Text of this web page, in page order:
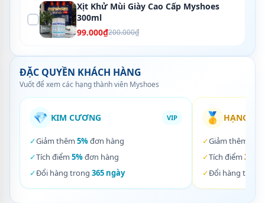
Xịt Khử Mùi Giày Cao Cấp Myshoes
300ml
99.000₫200.000₫
ĐẶC QUYỀN KHÁCH HÀNG
Vuốt để xem các hạng thành viên Myshoes
💎 KIM CƯƠNG VIP
✓Giảm thêm 5%đơn hàng
✓Tích điểm 5%đơn hàng
✓Đổi hàng trong 365 ngày
🥇 HẠNG
✓Giảm thêm
✓Tích điểm 3%
✓Đổi hàng trong